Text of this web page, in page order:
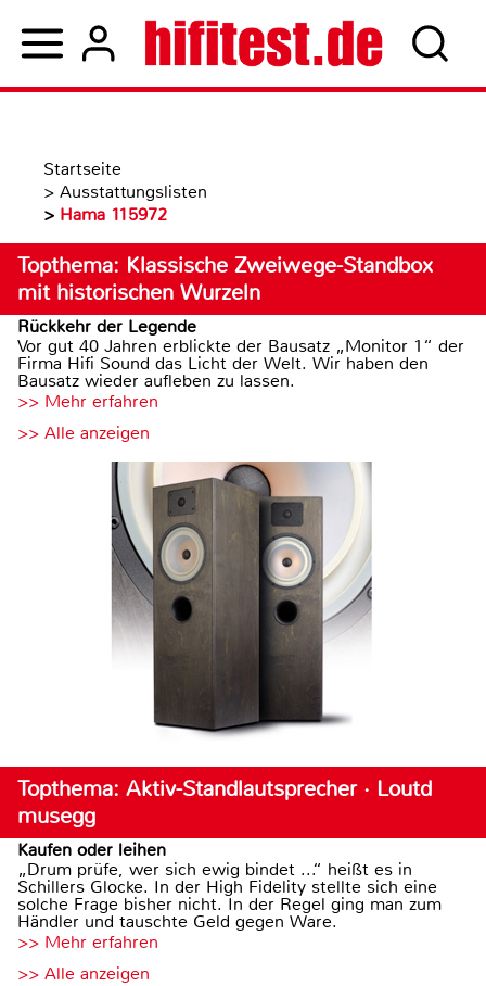
Startseite
> Ausstattungslisten
> Hama 115972
Topthema: Klassische Zweiwege-Standbox
mit historischen Wurzeln
Rückkehr der Legende
Vor gut 40 Jahren erblickte der Bausatz „Monitor 1“ der
Firma Hifi Sound das Licht der Welt. Wir haben den
Bausatz wieder aufleben zu lassen.
>> Mehr erfahren
>> Alle anzeigen
Topthema: Aktiv-Standlautsprecher · Loutd
musegg
Kaufen oder leihen
„Drum prüfe, wer sich ewig bindet ...“ heißt es in
Schillers Glocke. In der High Fidelity stellte sich eine
solche Frage bisher nicht. In der Regel ging man zum
Händler und tauschte Geld gegen Ware.
>> Mehr erfahren
>> Alle anzeigen